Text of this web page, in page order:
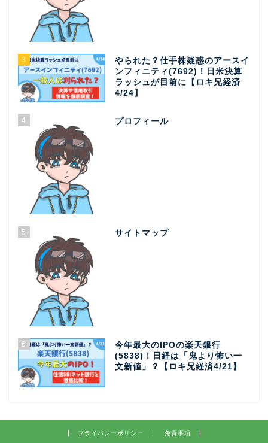
3
やられた？仕手株疑惑のアースイ
ンフィニティ(7692)！日米決算
ラッシュが目前に【ロキ兄経済
4/24】
4 プロフィール
5 サイトマップ
6
今年最大のIPOの楽天銀行
(5838)！日経は「鬼より怖い一
文新値」？【ロキ兄経済4/21】
プライバシーポリシー 免責事項